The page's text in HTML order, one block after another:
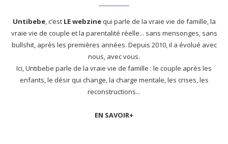
Untibebe, c’est LE webzinequi parle de la vraie vie de famille, la
vraie vie de couple et la parentalité réelle... sans mensonges, sans
bullshit, après les premières années. Depuis 2010, il a évolué avec
nous, avec vous.
Ici, Untibebe parle de la vraie vie de famille : le couple après les
enfants, le désir qui change, la charge mentale, les crises, les
reconstructions...
EN SAVOIR+